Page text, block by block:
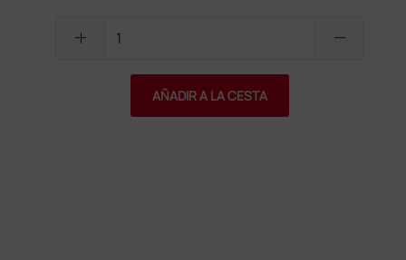
add remove
AÑADIR A LA CESTA